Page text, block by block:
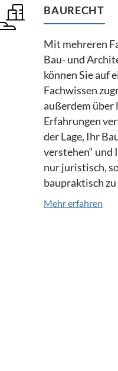
BAURECHT
Mit mehreren
Bau- und
können Sie auf
Fachwissen
außerdem über
Erfahrungen
der Lage, Ihr
verstehen“ und
nur juristisch,
baupraktisch
Mehr erfahren